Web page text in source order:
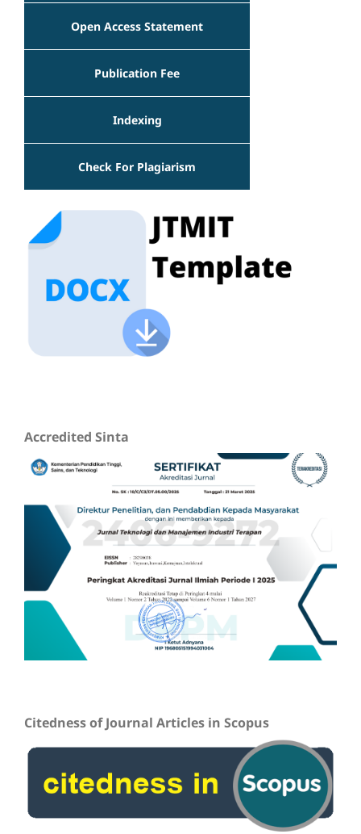
Open Access Statement
Publication Fee
Indexing
Check For Plagiarism
Accredited Sinta
Citedness of Journal Articles in Scopus